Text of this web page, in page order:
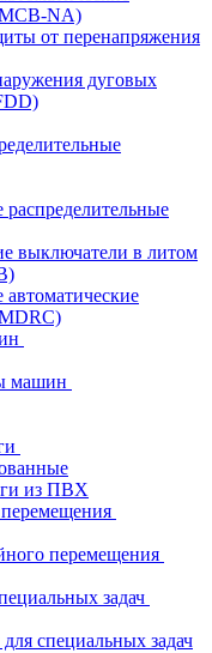
NA)
от перенапряжения
дуговых
выключатели в литом
машин
из ПВХ
перемещения
задач
специальных задач